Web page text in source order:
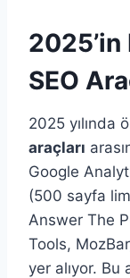
SEO
2025 yılında
araçları
Google
(500 sayfa
Answer The
Tools,
yer alıyor. Bu